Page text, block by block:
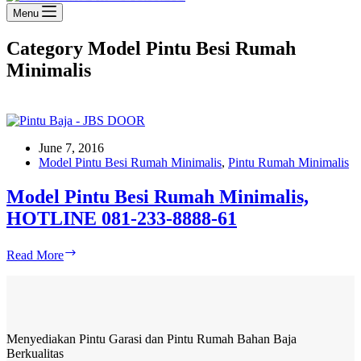
Menu
Category Model Pintu Besi Rumah
Minimalis
June 7, 2016
Model Pintu Besi Rumah Minimalis, Pintu Rumah Minimalis
Model Pintu Besi Rumah Minimalis,
HOTLINE 081-233-8888-61
Read More
081-
Menyediakan Pintu Garasi dan Pintu Rumah Bahan Baja
Berkualitas